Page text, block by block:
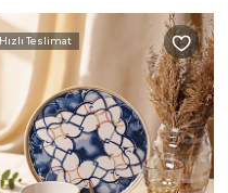
Hızlı Teslimat